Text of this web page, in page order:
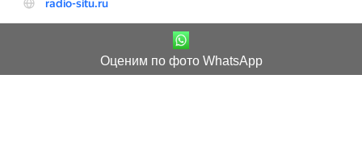
Оценим по фото WhatsApp